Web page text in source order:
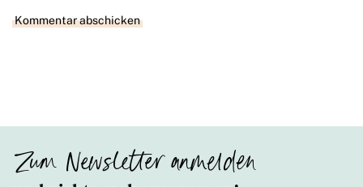
Zum Newsletter anmelden